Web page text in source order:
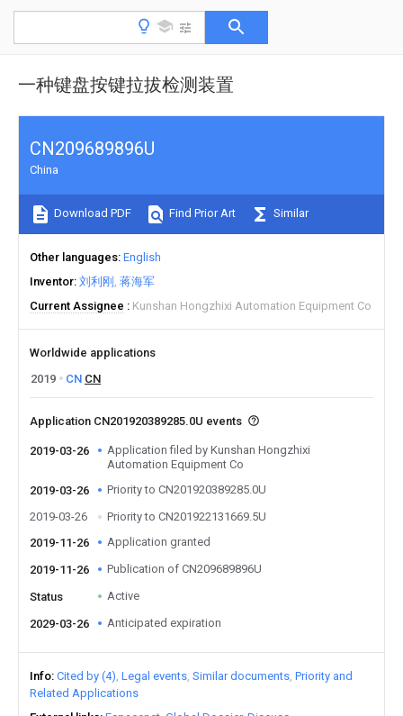
一种键盘按键拉拔检测装置
CN209689896U
China
Download PDF Find Prior Art Similar
Other languages English
Inventor 刘利刚 蒋海军
Current Assignee
Kunshan Hongzhixi Automation Equipment Co
Worldwide applications
2019
CN CN
Application CN201920389285.0U events
2019-03-26
Application filed by Kunshan Hongzhixi
Automation Equipment Co
2019-03-26
Priority to CN201920389285.0U
2019-03-26
Priority to CN201922131669.5U
2019-11-26
Application granted
2019-11-26 Publication of CN209689896U
Status Active
2029-03-26 Anticipated expiration
Info Cited by (4) Legal events Similar documents Priority and
Related Applications